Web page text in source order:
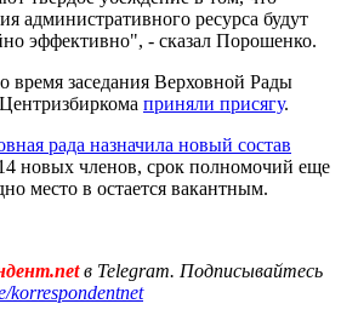
административного ресурса будут
эффективно", - сказал Порошенко.
время заседания Верховной Рады
приняли присягу.
рада назначила новый состав
новых членов, срок полномочий еще
место в остается вакантным.
в Telegram. Подписывайтесь
korrespondentnet